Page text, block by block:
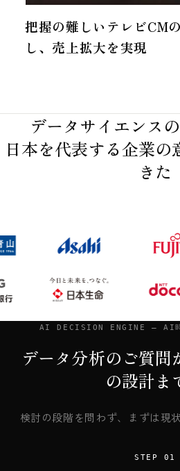
把握の難しいテレビCM
し、売上拡大を実現
データサイエンス
日本を代表する企業の
きた
AI DECISION ENGINE — AI時
データ分析のご質問
の設計ま
検討の段階を問わず、まずは現
STEP 01